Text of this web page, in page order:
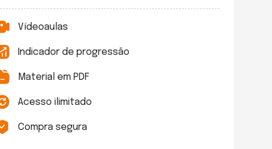
Vídeoaulas
Indicador de progressão
Material em PDF
Acesso ilimitado
Compra segura